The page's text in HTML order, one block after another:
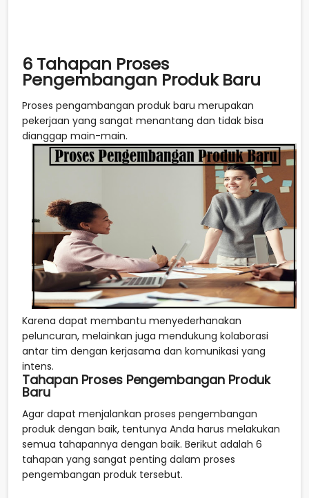
6 Tahapan Proses
Pengembangan Produk Baru
Proses pengambangan produk baru merupakan
pekerjaan yang sangat menantang dan tidak bisa
dianggap main-main.
Karena dapat membantu menyederhanakan
peluncuran, melainkan juga mendukung kolaborasi
antar tim dengan kerjasama dan komunikasi yang
intens.
Tahapan Proses Pengembangan Produk
Baru
Agar dapat menjalankan proses pengembangan
produk dengan baik, tentunya Anda harus melakukan
semua tahapannya dengan baik. Berikut adalah 6
tahapan yang sangat penting dalam proses
pengembangan produk tersebut.